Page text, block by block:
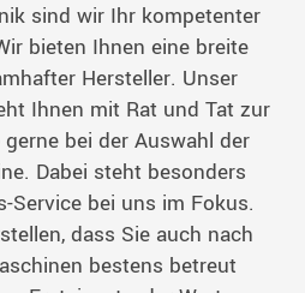
sind wir Ihr kompetenter
bieten Ihnen eine breite
Hersteller. Unser
Ihnen mit Rat und Tat zur
bei der Auswahl der
Dabei steht besonders
Service bei uns im Fokus.
dass Sie auch nach
bestens betreut